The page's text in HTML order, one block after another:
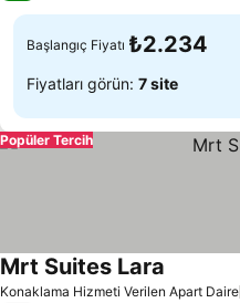
Başlangıç Fiyatı ₺2.234
Fiyatları görün: 7 site
Popüler Tercih
Konaklama Hizmeti Verilen Apart Daire
Mrt Suites Lara